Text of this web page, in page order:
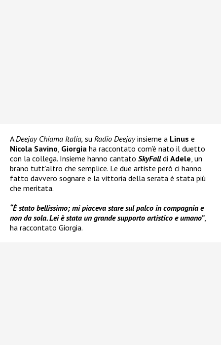
ADeejay Chiama Italia, su Radio Deejayinsieme a Linus e
Nicola Savino, Giorgia ha raccontato com’è nato il duetto
con la collega. Insieme hanno cantato SkyFalldi Adele, un
brano tutt’altro che semplice. Le due artiste però ci hanno
fatto davvero sognare e la vittoria della serata è stata più
che meritata.
“È stato bellissimo; mi piaceva stare sul palco in compagnia e
non da sola. Lei è stata un grande supporto artistico e umano”,
ha raccontato Giorgia.